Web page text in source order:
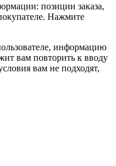
позиции заказа,
Нажмите
информацию
вам повторить к вводу
вам не подходят,